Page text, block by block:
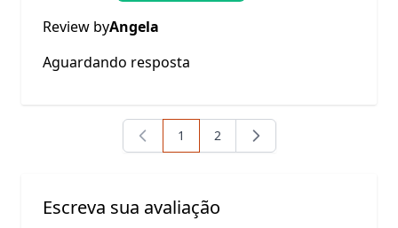
Review byAngela
Aguardando resposta
Você está lendo a página
1 Pagina
2
Escreva sua avaliação